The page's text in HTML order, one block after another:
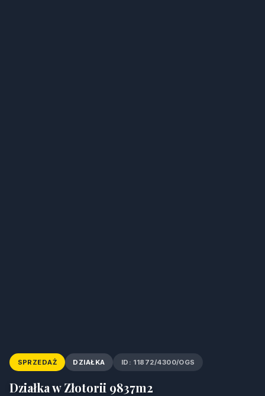
SPRZEDAŻ DZIAŁKA ID: 11872/4300/OGS
Działka w Złotorii 9837m2